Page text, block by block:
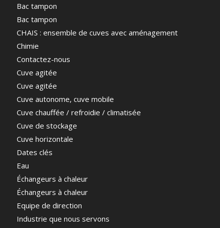
Bac tampon
Bac tampon
CHAIS : ensemble de cuves avec aménagement
Chimie
Contactez-nous
Cuve agitée
Cuve agitée
Cuve autonome, cuve mobile
Cuve chauffée / refroidie / climatisée
Cuve de stockage
Cuve horizontale
Dates clés
Eau
Échangeurs à chaleur
Échangeurs à chaleur
Equipe de direction
Industrie que nous servons